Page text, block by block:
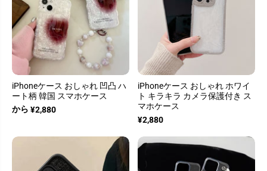
iPhoneケース おしゃれ 凹凸 ハ
ート柄 韓国 スマホケース
から ¥2,880
iPhoneケース おしゃれ ホワイ
ト キラキラ カメラ保護付き ス
マホケース
¥2,880